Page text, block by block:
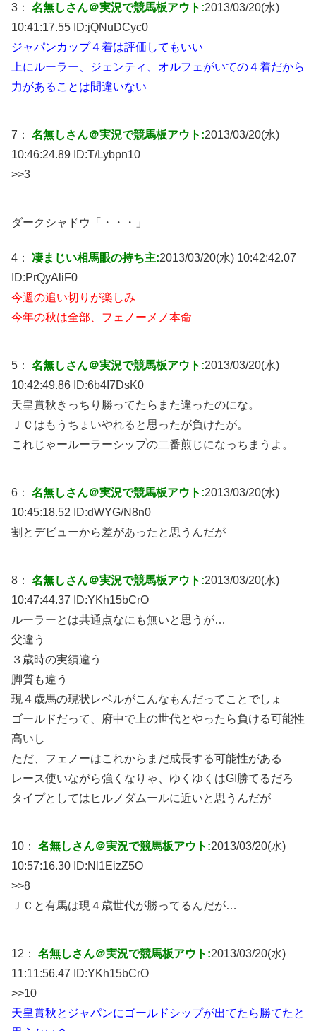
3： 名無しさん＠実況で競馬板アウト:2013/03/20(水)
10:41:17.55 ID:jQNuDCyc0
ジャパンカップ４着は評価してもいい
上にルーラー、ジェンティ、オルフェがいての４着だから
力があることは間違いない
7： 名無しさん＠実況で競馬板アウト:2013/03/20(水)
10:46:24.89 ID:T/Lybpn10
>>3
ダークシャドウ「・・・」
4： 凄まじい相馬眼の持ち主:2013/03/20(水) 10:42:42.07
ID:PrQyAliF0
今週の追い切りが楽しみ
今年の秋は全部、フェノーメノ本命
5： 名無しさん＠実況で競馬板アウト:2013/03/20(水)
10:42:49.86 ID:6b4I7DsK0
天皇賞秋きっちり勝ってたらまた違ったのにな。
ＪＣはもうちょいやれると思ったが負けたが。
これじゃールーラーシップの二番煎じになっちまうよ。
6： 名無しさん＠実況で競馬板アウト:2013/03/20(水)
10:45:18.52 ID:dWYG/N8n0
割とデビューから差があったと思うんだが
8： 名無しさん＠実況で競馬板アウト:2013/03/20(水)
10:47:44.37 ID:YKh15bCrO
ルーラーとは共通点なにも無いと思うが…
父違う
３歳時の実績違う
脚質も違う
現４歳馬の現状レベルがこんなもんだってことでしょ
ゴールドだって、府中で上の世代とやったら負ける可能性
高いし
ただ、フェノーはこれからまだ成長する可能性がある
レース使いながら強くなりゃ、ゆくゆくはGI勝てるだろ
タイプとしてはヒルノダムールに近いと思うんだが
10： 名無しさん＠実況で競馬板アウト:2013/03/20(水)
10:57:16.30 ID:Nl1EizZ5O
>>8
ＪＣと有馬は現４歳世代が勝ってるんだが…
12： 名無しさん＠実況で競馬板アウト:2013/03/20(水)
11:11:56.47 ID:YKh15bCrO
>>10
天皇賞秋とジャパンにゴールドシップが出てたら勝てたと